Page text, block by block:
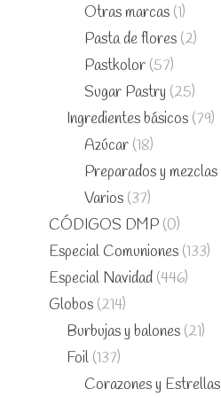
Otras marcas (1)
Pasta de flores (2)
Pastkolor (57)
Sugar Pastry (25)
Ingredientes básicos (79)
Azúcar (18)
Preparados y mezclas
Varios (37)
CÓDIGOS DMP (0)
Especial Comuniones (133)
Especial Navidad (446)
Globos (214)
Burbujas y balones (21)
Foil (137)
Corazones y Estrellas